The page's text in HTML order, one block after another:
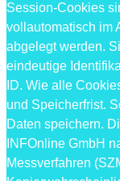
Session-Cookies
vollautomatisch im
abgelegt werden.
eindeutige
ID. Wie alle
und Speicherfrist.
Daten speichern.
INFOnline GmbH
Messverfahren